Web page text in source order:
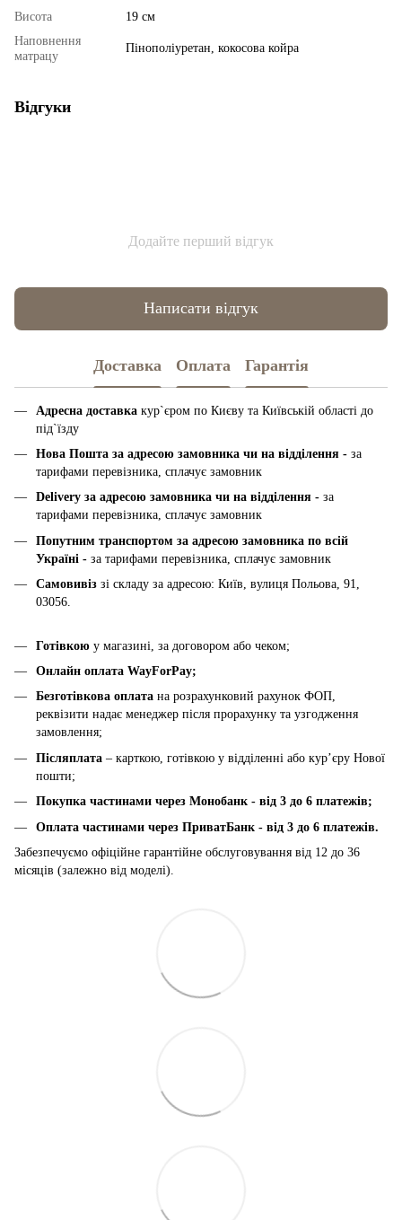
Висота
19 см
Наповнення
матрацу
Пінополіуретан, кокосова койра
Відгуки
Додайте перший відгук
Написати відгук
Доставка Оплата Гарантія
Адресна доставка кур`єром по Києву та Київській області до
під`їзду
Нова Пошта за адресою замовника чи на відділення - за
тарифами перевізника, сплачує замовник
Delivery за адресою замовника чи на відділення - за
тарифами перевізника, сплачує замовник
Попутним транспортом за адресою замовника по всій
Україні - за тарифами перевізника, сплачує замовник
Самовивіз зі складу за адресою: Київ, вулиця Польова, 91,
03056.
Готівкою у магазині, за договором або чеком;
Онлайн оплата WayForPay;
Безготівкова оплата на розрахунковий рахунок ФОП,
реквізити надає менеджер після прорахунку та узгодження
замовлення;
Післяплата – карткою, готівкою у відділенні або курʼєру Нової
пошти;
Покупка частинами через Монобанк - від 3 до 6 платежів;
Оплата частинами через ПриватБанк - від 3 до 6 платежів.
Забезпечуємо офіційне гарантійне обслуговування від 12 до 36
місяців (залежно від моделі).